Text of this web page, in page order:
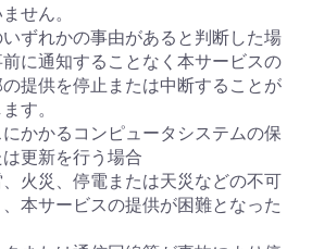
せん。
ずれかの事由があると判断した場
に通知することなく本サービスの
提供を停止または中断することが
す。
かかるコンピュータシステムの保
更新を行う場合
火災、停電または天災などの不可
本サービスの提供が困難となった